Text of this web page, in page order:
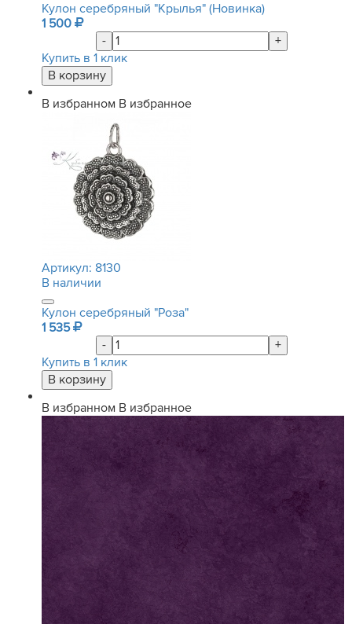
Кулон серебряный "Крылья" (Новинка)
1 500
-
+
Купить в 1 клик
В избранном В избранное
Артикул: 8130
В наличии
Кулон серебряный "Роза"
1 535
-
+
Купить в 1 клик
В избранном В избранное